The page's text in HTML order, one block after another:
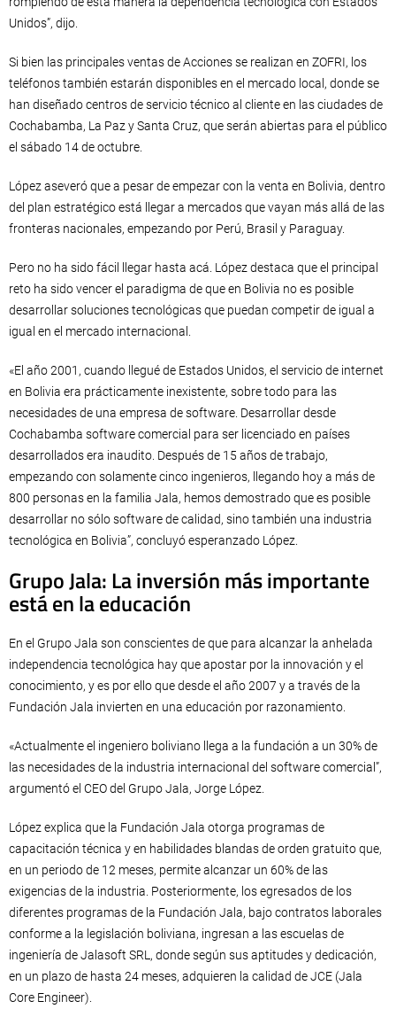
Unidos”, dijo.
Si bien las principales ventas de Acciones se realizan en ZOFRI, los
teléfonos también estarán disponibles en el mercado local, donde se
han diseñado centros de servicio técnico al cliente en las ciudades de
Cochabamba, La Paz y Santa Cruz, que serán abiertas para el público
el sábado 14 de octubre.
López aseveró que a pesar de empezar con la venta en Bolivia, dentro
del plan estratégico está llegar a mercados que vayan más allá de las
fronteras nacionales, empezando por Perú, Brasil y Paraguay.
Pero no ha sido fácil llegar hasta acá. López destaca que el principal
reto ha sido vencer el paradigma de que en Bolivia no es posible
desarrollar soluciones tecnológicas que puedan competir de igual a
igual en el mercado internacional.
«El año 2001, cuando llegué de Estados Unidos, el servicio de internet
en Bolivia era prácticamente inexistente, sobre todo para las
necesidades de una empresa de software. Desarrollar desde
Cochabamba software comercial para ser licenciado en países
desarrollados era inaudito. Después de 15 años de trabajo,
empezando con solamente cinco ingenieros, llegando hoy a más de
800 personas en la familia Jala, hemos demostrado que es posible
desarrollar no sólo software de calidad, sino también una industria
tecnológica en Bolivia”, concluyó esperanzado López.
Grupo Jala: La inversión más importante
está en la educación
En el Grupo Jala son conscientes de que para alcanzar la anhelada
independencia tecnológica hay que apostar por la innovación y el
conocimiento, y es por ello que desde el año 2007 y a través de la
Fundación Jala invierten en una educación por razonamiento.
«Actualmente el ingeniero boliviano llega a la fundación a un 30% de
las necesidades de la industria internacional del software comercial”,
argumentó el CEO del Grupo Jala, Jorge López.
López explica que la Fundación Jala otorga programas de
capacitación técnica y en habilidades blandas de orden gratuito que,
en un periodo de 12 meses, permite alcanzar un 60% de las
exigencias de la industria. Posteriormente, los egresados de los
diferentes programas de la Fundación Jala, bajo contratos laborales
conforme a la legislación boliviana, ingresan a las escuelas de
ingeniería de Jalasoft SRL, donde según sus aptitudes y dedicación,
en un plazo de hasta 24 meses, adquieren la calidad de JCE (Jala
Core Engineer).